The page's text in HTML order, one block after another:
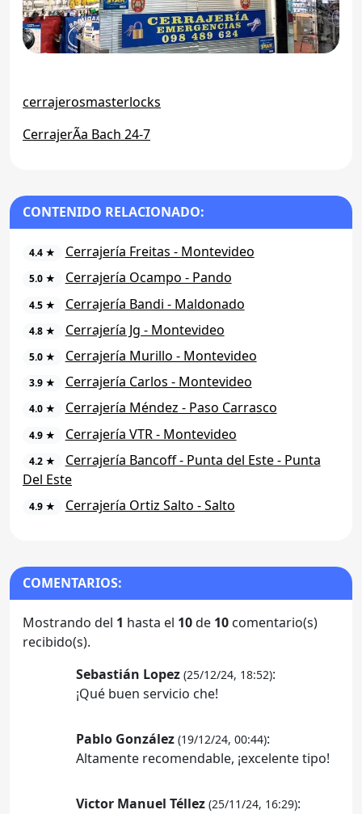
cerrajerosmasterlocks
CerrajerÃ­a Bach 24-7
CONTENIDO RELACIONADO:
4.4 ★ Cerrajería Freitas - Montevideo
5.0 ★ Cerrajería Ocampo - Pando
4.5 ★ Cerrajería Bandi - Maldonado
4.8 ★ Cerrajería Jg - Montevideo
5.0 ★ Cerrajería Murillo - Montevideo
3.9 ★ Cerrajería Carlos - Montevideo
4.0 ★ Cerrajería Méndez - Paso Carrasco
4.9 ★ Cerrajería VTR - Montevideo
4.2 ★
Cerrajería Bancoff - Punta del Este - Punta
Del Este
4.9 ★ Cerrajería Ortiz Salto - Salto
COMENTARIOS:
Mostrando del 1 hasta el 10de 10 comentario(s)
recibido(s).
Sebastián Lopez (25/12/24, 18:52):
¡Qué buen servicio che!
Pablo González (19/12/24, 00:44):
Altamente recomendable, ¡excelente tipo!
Victor Manuel Téllez (25/11/24, 16:29):